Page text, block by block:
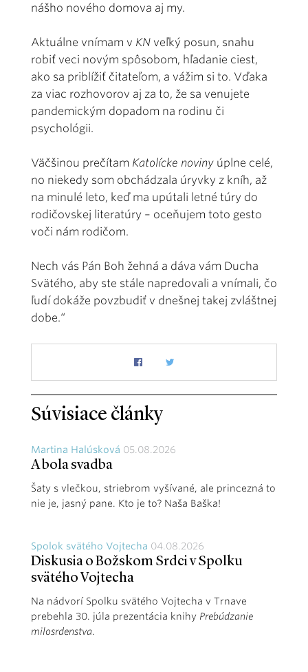
nášho nového domova aj my.
Aktuálne vnímam v KN veľký posun, snahu
robiť veci novým spôsobom, hľadanie ciest,
ako sa priblížiť čitateľom, a vážim si to. Vďaka
za viac rozhovorov aj za to, že sa venujete
pandemickým dopadom na rodinu či
psychológii.
Väčšinou prečítam Katolícke noviny úplne celé,
no niekedy som obchádzala úryvky z kníh, až
na minulé leto, keď ma upútali letné túry do
rodičovskej literatúry – oceňujem toto gesto
voči nám rodičom.
Nech vás Pán Boh žehná a dáva vám Ducha
Svätého, aby ste stále napredovali a vnímali, čo
ľudí dokáže povzbudiť v dnešnej takej zvláštnej
dobe.“
Súvisiace články
Martina Halúsková 05.08.2026
A bola svadba
Šaty s vlečkou, striebrom vyšívané, ale princezná to
nie je, jasný pane. Kto je to? Naša Baška!
Spolok svätého Vojtecha 04.08.2026
Diskusia o Božskom Srdci v Spolku
svätého Vojtecha
Na nádvorí Spolku svätého Vojtecha v Trnave
prebehla 30. júla prezentácia knihy Prebúdzanie
milosrdenstva.